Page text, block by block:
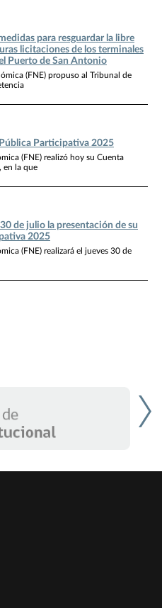
para resguardar la libre
licitaciones de los terminales
Puerto de San Antonio
(FNE) propuso al Tribunal de
Participativa 2025
(FNE) realizó hoy su Cuenta
en la que
de julio la presentación de su
2025
(FNE) realizará el jueves 30 de